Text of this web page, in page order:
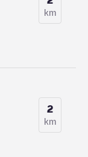
km
2
km